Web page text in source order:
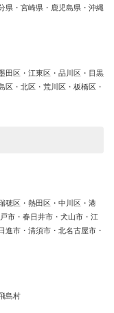
県・宮崎県・鹿児島県・沖縄
田区・江東区・品川区・目黒
区・北区・荒川区・板橋区・
穂区・熱田区・中川区・港
市・春日井市・犬山市・江
進市・清須市・北名古屋市・
島村